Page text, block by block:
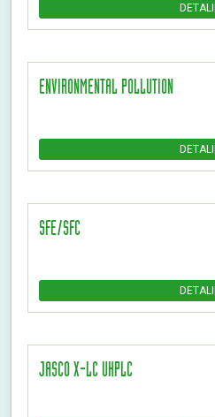
DETALII
ENVIRONMENTAL POLLUTION
DETALII
SFE/SFC
DETALII
JASCO X-LC UHPLC